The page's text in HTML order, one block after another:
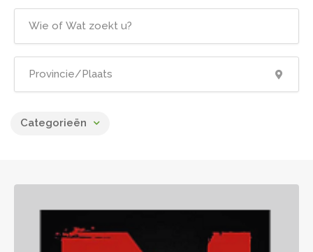
Categorieën